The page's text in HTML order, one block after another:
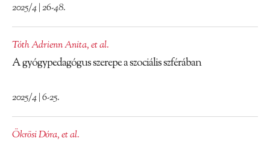
2025/4 | 26-48.
Tóth Adrienn Anita,et al.
A gyógypedagógus szerepe a szociális szférában
2025/4 | 6-25.
Ökrösi Dóra,et al.